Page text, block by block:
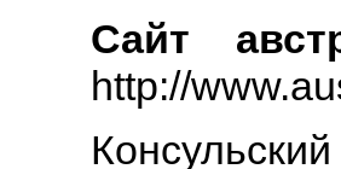
Сайт
http://